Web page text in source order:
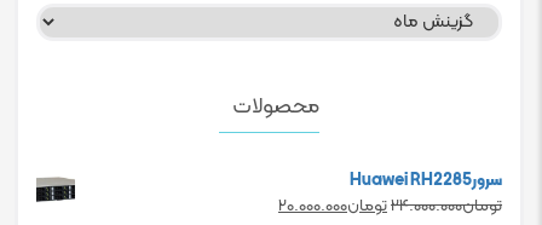
بایگانی
محصولات
سرورHuawei RH2285
تومان۲۴.۰۰۰.۰۰۰Original
تومان۲۰.۰۰۰.۰۰۰Current